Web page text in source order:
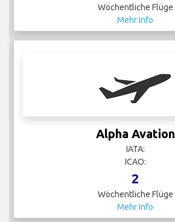
Wöchentliche Flüge
Mehr Info
Alpha Avation
IATA:
ICAO:
2
Wöchentliche Flüge
Mehr Info